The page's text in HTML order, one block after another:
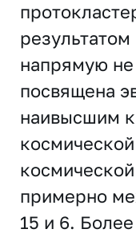
напрямую не
посвящена
наивысшим
примерно
15 и 6.